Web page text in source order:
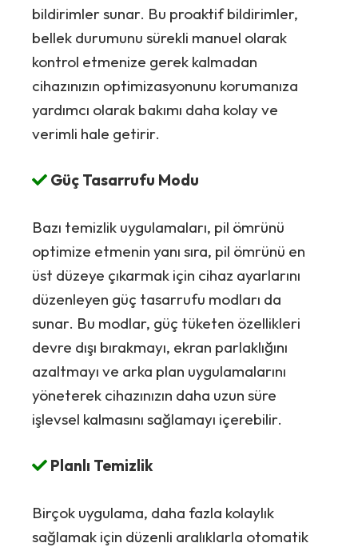
bildirimler sunar. Bu proaktif bildirimler,
bellek durumunu sürekli manuel olarak
kontrol etmenize gerek kalmadan
cihazınızın optimizasyonunu korumanıza
yardımcı olarak bakımı daha kolay ve
verimli hale getirir.
Güç Tasarrufu Modu
Bazı temizlik uygulamaları, pil ömrünü
optimize etmenin yanı sıra, pil ömrünü en
üst düzeye çıkarmak için cihaz ayarlarını
düzenleyen güç tasarrufu modları da
sunar. Bu modlar, güç tüketen özellikleri
devre dışı bırakmayı, ekran parlaklığını
azaltmayı ve arka plan uygulamalarını
yöneterek cihazınızın daha uzun süre
işlevsel kalmasını sağlamayı içerebilir.
Planlı Temizlik
Birçok uygulama, daha fazla kolaylık
sağlamak için düzenli aralıklarla otomatik